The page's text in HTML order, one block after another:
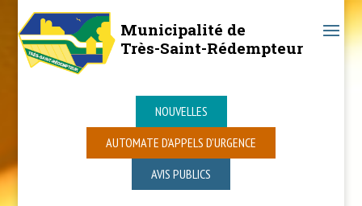
Municipalité de
Très-Saint-Rédempteur
NOUVELLES
AUTOMATE D’APPELS D’URGENCE
AVIS PUBLICS